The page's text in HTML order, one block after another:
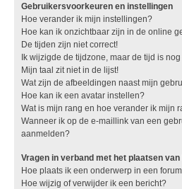
Gebruikersvoorkeuren en instellingen
Hoe verander ik mijn instellingen?
Hoe kan ik onzichtbaar zijn in de online
De tijden zijn niet correct!
Ik wijzigde de tijdzone, maar de tijd is
Mijn taal zit niet in de lijst!
Wat zijn de afbeeldingen naast mijn
Hoe kan ik een avatar instellen?
Wat is mijn rang en hoe verander ik mijn
Wanneer ik op de e-maillink van een
aanmelden?
Vragen in verband met het plaatsen
Hoe plaats ik een onderwerp in een
Hoe wijzig of verwijder ik een bericht?